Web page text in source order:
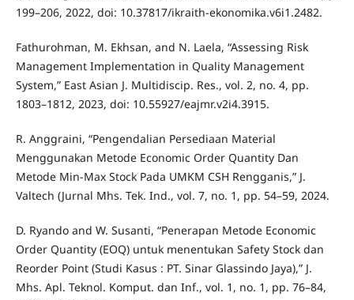
199–206, 2022, doi: 10.37817/ikraith-ekonomika.v6i1.2482.
Fathurohman, M. Ekhsan, and N. Laela, “Assessing Risk
Management Implementation in Quality Management
System,” East Asian J. Multidiscip. Res., vol. 2, no. 4, pp.
1803–1812, 2023, doi: 10.55927/eajmr.v2i4.3915.
R. Anggraini, “Pengendalian Persediaan Material
Menggunakan Metode Economic Order Quantity Dan
Metode Min-Max Stock Pada UMKM CSH Rengganis,” J.
Valtech (Jurnal Mhs. Tek. Ind., vol. 7, no. 1, pp. 54–59, 2024.
D. Ryando and W. Susanti, “Penerapan Metode Economic
Order Quantity (EOQ) untuk menentukan Safety Stock dan
Reorder Point (Studi Kasus : PT. Sinar Glassindo Jaya),” J.
Mhs. Apl. Teknol. Komput. dan Inf., vol. 1, no. 1, pp. 76–84,